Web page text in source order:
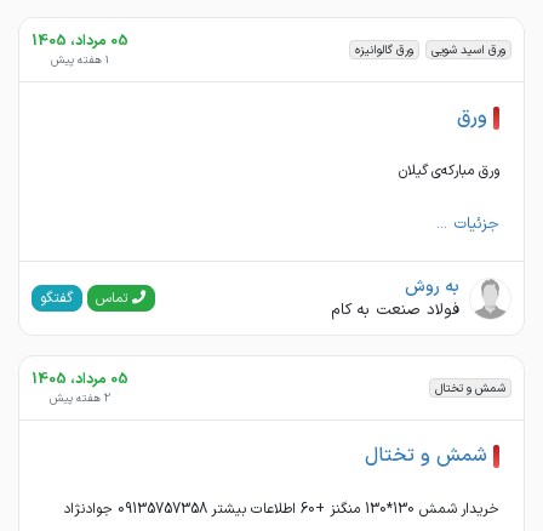
ورق اسید شویی ورق گالوانیزه 05 مرداد، 1405
1 هفته پیش
ورق
ورق مبارکه‌ی گیلان‌
جزئیات ...
به روش
فولاد صنعت به کام تماس گفتگو
شمش و تختال 05 مرداد، 1405
2 هفته پیش
شمش و تختال
خریدار شمش 130*130 منگنز +60 اطلاعات بیشتر 09135757358 جوادنژاد